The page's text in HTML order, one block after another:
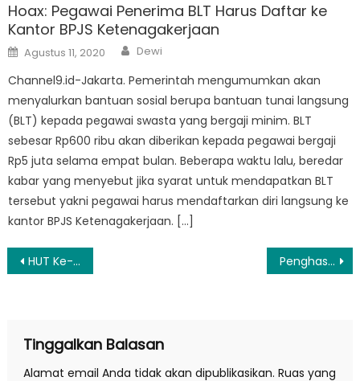
Hoax: Pegawai Penerima BLT Harus Daftar ke
Kantor BPJS Ketenagakerjaan
Posted
on
Agustus 11, 2020 Author
Dewi
Channel9.id-Jakarta. Pemerintah mengumumkan akan
menyalurkan bantuan sosial berupa bantuan tunai langsung
(BLT) kepada pegawai swasta yang bergaji minim. BLT
sebesar Rp600 ribu akan diberikan kepada pegawai bergaji
Rp5 juta selama empat bulan. Beberapa waktu lalu, beredar
kabar yang menyebut jika syarat untuk mendapatkan BLT
tersebut yakni pegawai harus mendaftarkan diri langsung ke
kantor BPJS Ketenagakerjaan. […]
Navigasi
HUT Ke-72, Humas Polri Tanam 250.000 Pohon di Seluruh Indonesia Penghasil Sawit Terbesar Dunia, Indonesia Akhirnya Luncurkan Bursa CPO
Tinggalkan Balasan
Alamat email Anda tidak akan dipublikasikan. Ruas yang